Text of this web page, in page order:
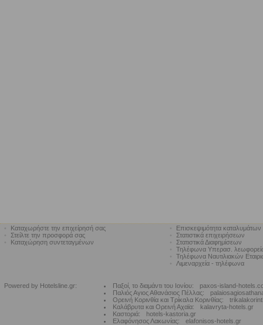
Καταχωρήστε την επιχείρησή σας
Στείλτε την προσφορά σας
Καταχώρηση συντεταγμένων
Επισκεψιμότητα καταλυμάτων
Στατιστικά επιχειρήσεων
Στατιστικά Διαφημίσεων
Τηλέφωνα Υπερασ.
Τηλέφωνα Ναυτιλιακών
Λιμεναρχεία - τηλέφωνα
Powered by Hotelsline.gr: Παξοί, το διαμάντι του Ιονίου:
paxos-island-
Παλιός Αγιος Αθανάσιος Πέλλας:
Ορεινή Κορινθία και Τρίκαλα Κορινθίας:
Καλάβρυτα και Ορεινή Αχαϊα:
kalavryta-hotels.gr
Καστοριά:
hotels-kastoria.gr
Ελαφόνησος Λακωνίας:
elafonisos-hotels.gr